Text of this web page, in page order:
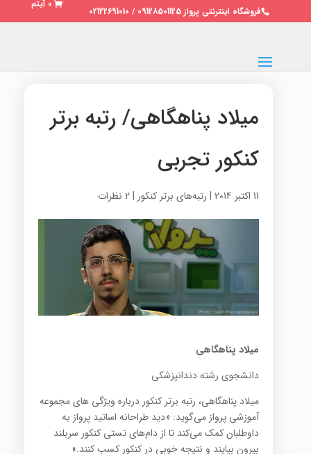
فروشگاه اینترنتی پرواز 09128501125 / 02122691010
0 آیتم
میلاد پناهگاهی/ رتبه برتر
کنکور تجربی
11 اکتبر 2014 | رتبه‌های برتر کنکور |2 نظرات
میلاد پناهگاهی
دانشجوی رشته دندانپزشکی
میلاد پناهگاهی، رتبه برتر کنکور درباره ویژگی های مجموعه
آموزشی پرواز می‌گوید: «دید طراحانه اساتید پرواز به
داوطلبان کمک می‌کند تا از دام‌های تستی کنکور سربلند
بیرون بیایند و نتیجه خوبی در کنکور کسب کنند.»